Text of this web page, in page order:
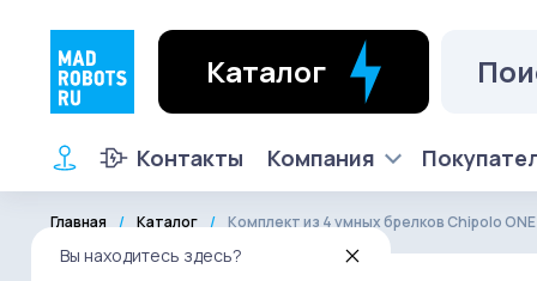
Вы находитесь здесь?
Каталог
Контакты Компания
Главная Каталог Комплект из 4 умных брелков Chipolo ONE